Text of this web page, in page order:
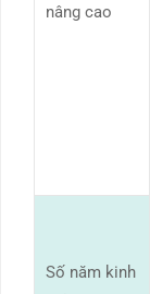
nâng cao
Số năm kinh